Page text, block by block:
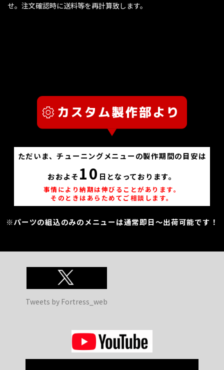
せ。注文確認時に送料等を再計算致します。
ただいま、チューニングメニューの製作期間の目安は
おおよそ 10 日となっております。
事情により納期は伸びることがあります。
そのときはあらためてご相談します。
※パーツの組込のみのメニューは通常即日～出荷可能です！
Tweets by Fortress_web